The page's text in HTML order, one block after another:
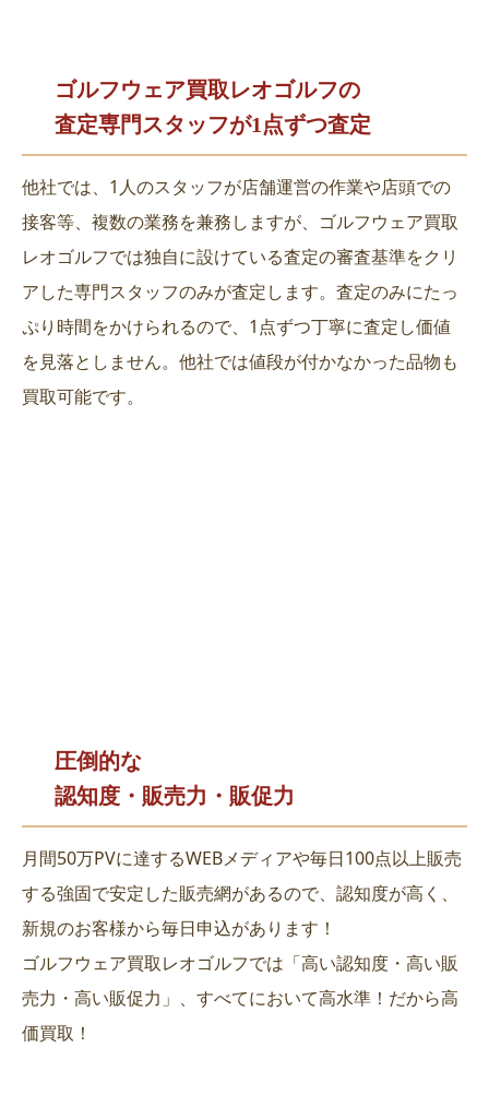
ゴルフウェア買取レオゴルフの
査定専門スタッフが1点ずつ査定
他社では、1人のスタッフが店舗運営の作業や店頭での
接客等、複数の業務を兼務しますが、ゴルフウェア買取
レオゴルフでは独自に設けている査定の審査基準をクリ
アした専門スタッフのみが査定します。査定のみにたっ
ぷり時間をかけられるので、1点ずつ丁寧に査定し価値
を見落としません。他社では値段が付かなかった品物も
買取可能です。
圧倒的な
認知度・販売力・販促力
月間50万PVに達するWEBメディアや毎日100点以上販売
する強固で安定した販売網があるので、認知度が高く、
新規のお客様から毎日申込があります！
ゴルフウェア買取レオゴルフでは「高い認知度・高い販
売力・高い販促力」、すべてにおいて高水準！だから高
価買取！